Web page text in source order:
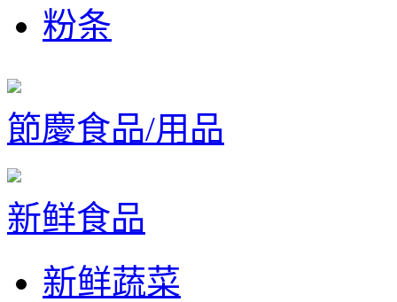
粉条
節慶食品/用品
新鲜食品
新鲜蔬菜